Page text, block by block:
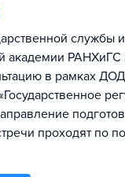
службы
академии РАНХиГС
в рамках
проходят по